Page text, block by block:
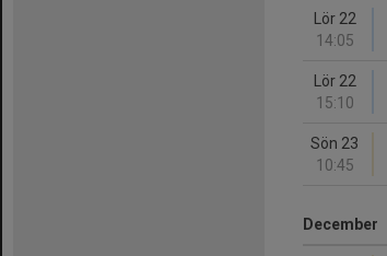
Lör 22
14:05
Lör 22
15:10
Sön 23
10:45
December